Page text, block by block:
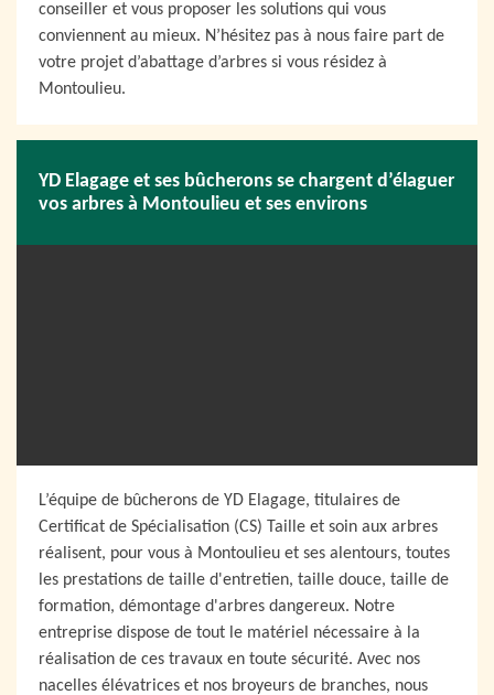
conseiller et vous proposer les solutions qui vous
conviennent au mieux. N’hésitez pas à nous faire part de
votre projet d’abattage d’arbres si vous résidez à
Montoulieu.
YD Elagage et ses bûcherons se chargent d’élaguer
vos arbres à Montoulieu et ses environs
L’équipe de bûcherons de YD Elagage, titulaires de
Certificat de Spécialisation (CS) Taille et soin aux arbres
réalisent, pour vous à Montoulieu et ses alentours, toutes
les prestations de taille d'entretien, taille douce, taille de
formation, démontage d'arbres dangereux. Notre
entreprise dispose de tout le matériel nécessaire à la
réalisation de ces travaux en toute sécurité. Avec nos
nacelles élévatrices et nos broyeurs de branches, nous